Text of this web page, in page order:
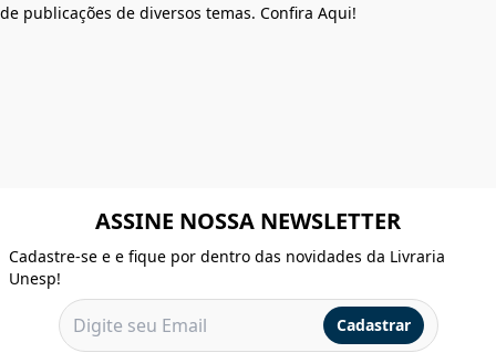
de publicações de diversos temas. Confira Aqui!
ASSINE NOSSA NEWSLETTER
Cadastre-se e e fique por dentro das novidades da Livraria
Unesp!
Cadastrar